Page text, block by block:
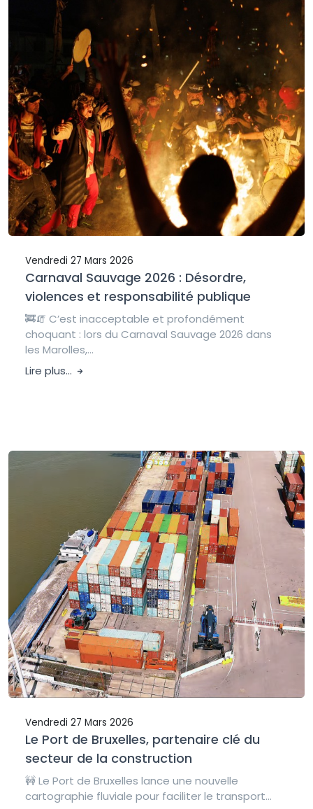
Vendredi 27 Mars 2026
Carnaval Sauvage 2026 : Désordre,
violences et responsabilité publique
🚒🧯 C’est inacceptable et profondément
choquant : lors du Carnaval Sauvage 2026 dans
les Marolles,...
Lire plus...
Vendredi 27 Mars 2026
Le Port de Bruxelles, partenaire clé du
secteur de la construction
🚧 Le Port de Bruxelles lance une nouvelle
cartographie fluviale pour faciliter le transport...